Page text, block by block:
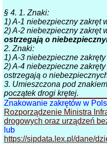
§ 4. 1. Znaki:
1) A-1 niebezpieczny zakręt
2) A-2 niebezpieczny zakręt
ostrzegają o
2. Znaki:
1) A-3 niebezpieczne
2) A-4 niebezpieczne
ostrzegają o
3. Umieszczona pod
początek drogi krętej.
Znakowanie zakrętów w
Rozporządzenie Ministra
drogowych oraz urządzeń
lub
https://sipdata.lex.pl/dane/